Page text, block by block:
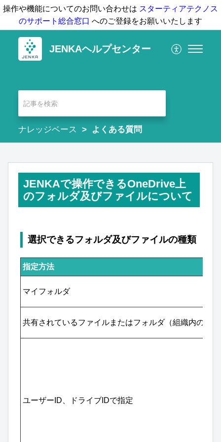
操作や機能についてのお問い合わせは スターティアテクノス
のサポート総合窓口 へのご登録をお願いいたします
JENKAヘルプセンター
ナレッジベース よくある質問
JENKAで操作できるOneDrive上
のフォルダ及びファイルについて
選択できるフォルダ及びファイルの種類
指定方法
マイフォルダ
共有されているファイルまたはフォルダ（組織内のみ）
ユーザーID、ドライブIDで指定